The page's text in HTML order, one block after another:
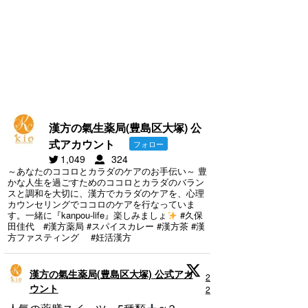
漢方の氣生薬局(豊島区大塚) 公
式アカウント
フォロー
1,049 324
～あなたのココロとカラダのケアのお手伝い～ 豊
かな人生を過ごすためのココロとカラダのバラン
スと調和を大切に、漢方でカラダのケアを、心理
カウンセリングでココロのケアを行なっていま
す。一緒に『kanpou-life』楽しみましょ
#久保
田佳代 #漢方薬局 #スパイスカレー #漢方茶 #漢
方ファスティング #妊活漢方
漢方の氣生薬局(豊島区大塚) 公式アカ
ウント
29 5月
2025